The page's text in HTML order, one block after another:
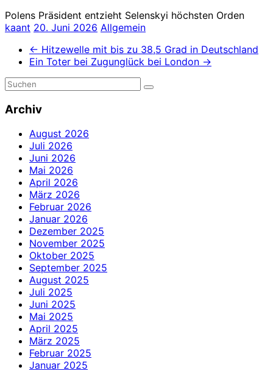
Polens Präsident entzieht Selenskyi höchsten Orden
kaant 20. Juni 2026 Allgemein
← Hitzewelle mit bis zu 38,5 Grad in Deutschland
Ein Toter bei Zugunglück bei London →
Archiv
August 2026
Juli 2026
Juni 2026
Mai 2026
April 2026
März 2026
Februar 2026
Januar 2026
Dezember 2025
November 2025
Oktober 2025
September 2025
August 2025
Juli 2025
Juni 2025
Mai 2025
April 2025
März 2025
Februar 2025
Januar 2025